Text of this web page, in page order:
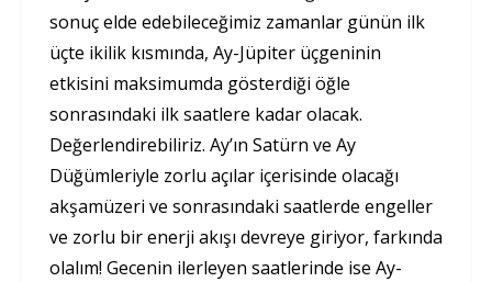
sonuç elde edebileceğimiz zamanlar günün ilk
üçte ikilik kısmında, Ay-Jüpiter üçgeninin
etkisini maksimumda gösterdiği öğle
sonrasındaki ilk saatlere kadar olacak.
Değerlendirebiliriz. Ay’ın Satürn ve Ay
Düğümleriyle zorlu açılar içerisinde olacağı
akşamüzeri ve sonrasındaki saatlerde engeller
ve zorlu bir enerji akışı devreye giriyor, farkında
olalım! Gecenin ilerleyen saatlerinde ise Ay-